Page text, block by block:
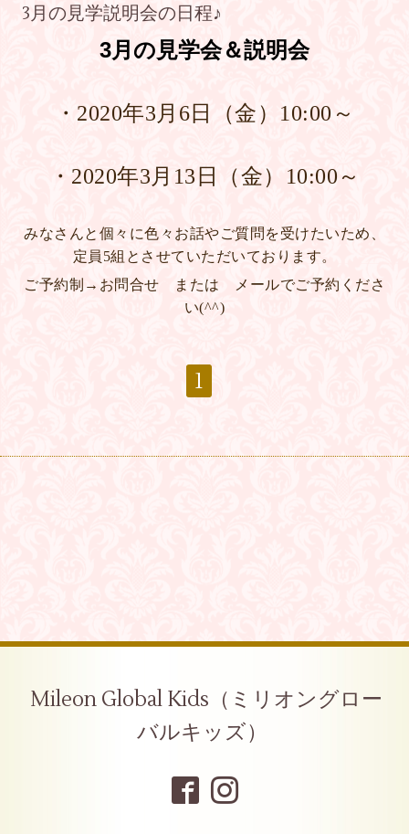
3月の見学説明会の日程♪
3月の見学会＆説明会
・2020年3月6日（金）10:00～
・2020年3月13日（金）10:00～
みなさんと個々に色々お話やご質問を受けたいため、
定員5組とさせていただいております。
ご予約制→お問合せ または メールでご予約くださ
い(^^)
1
Mileon Global Kids（ミリオングロー
バルキッズ）